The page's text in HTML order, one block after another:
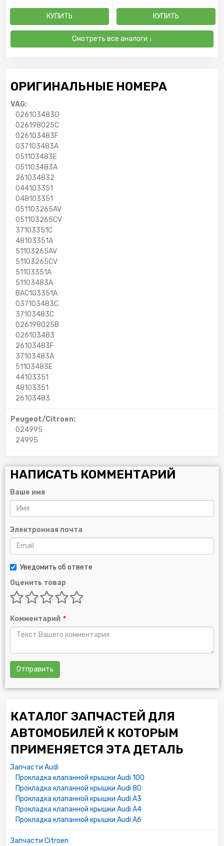
КУПИТЬ КУПИТЬ
Смотреть все аналоги ↓
ОРИГИНАЛЬНЫЕ НОМЕРА
VAG:
026103483G
026198025C
026103483F
037103483A
051103483E
051103483A
261034832
044103351
048103351
051103265AV
051103265CV
37103351C
48103351A
51103265AV
51103265CV
51103351A
51103483A
BAC103351A
037103483C
37103483C
026198025B
026103483
26103483F
37103483A
51103483E
44103351
48103351
26103483
Peugeot/Citroen:
024995
24995
НАПИСАТЬ КОММЕНТАРИЙ
Ваше имя
Электронная почта
Уведомить об ответе
Оценить товар
Комментарий *
Отправить
КАТАЛОГ ЗАПЧАСТЕЙ ДЛЯ
АВТОМОБИЛЕЙ К КОТОРЫМ
ПРИМЕНЯЕТСЯ ЭТА ДЕТАЛЬ
Запчасти Audi
Прокладка клапанной крышки Audi 100
Прокладка клапанной крышки Audi 80
Прокладка клапанной крышки Audi A3
Прокладка клапанной крышки Audi A4
Прокладка клапанной крышки Audi A6
Запчасти Citroen